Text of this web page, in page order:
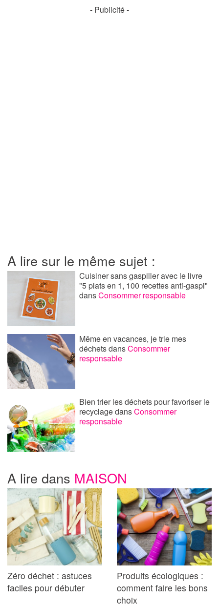
- Publicité -
A lire sur le même sujet :
Cuisiner sans gaspiller avec le livre
"5 plats en 1, 100 recettes anti-gaspi"
dansConsommer responsable
Même en vacances, je trie mes
déchetsdansConsommer
responsable
Bien trier les déchets pour favoriser le
recyclagedansConsommer
responsable
A lire dans MAISON
Zéro déchet : astuces
faciles pour débuter
Produits écologiques :
comment faire les bons
choix